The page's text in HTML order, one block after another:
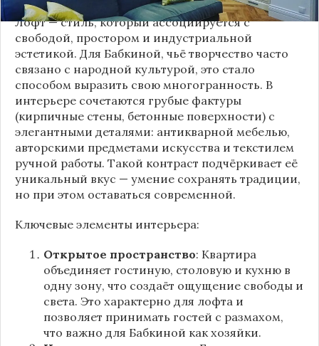
Лофт — стиль, который ассоциируется с
свободой, простором и индустриальной
эстетикой. Для Бабкиной, чьё творчество часто
связано с народной культурой, это стало
способом выразить свою многогранность. В
интерьере сочетаются грубые фактуры
(кирпичные стены, бетонные поверхности) с
элегантными деталями: антикварной мебелью,
авторскими предметами искусства и текстилем
ручной работы. Такой контраст подчёркивает её
уникальный вкус — умение сохранять традиции,
но при этом оставаться современной.
Ключевые элементы интерьера:
Открытое пространство: Квартира
объединяет гостиную, столовую и кухню в
одну зону, что создаёт ощущение свободы и
света. Это характерно для лофта и
позволяет принимать гостей с размахом,
что важно для Бабкиной как хозяйки.